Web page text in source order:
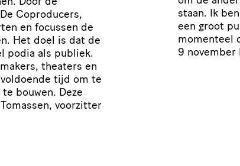
Coproducers,
en focussen de
Het doel is dat de
podia als publiek.
theaters en
tijd om te
bouwen. Deze
voorzitter
staan. Ik
een groot
momenteel
9 november